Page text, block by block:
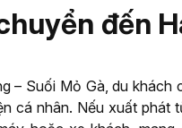
đến
– Suối Mỏ Gà, du khách
cá nhân. Nếu xuất phát